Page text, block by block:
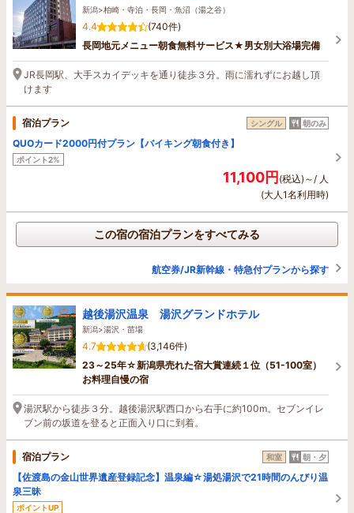
新潟>柏崎・寺泊・長岡・魚沼（湯之谷）
4.4
(740件)
長岡地元メニュー朝食無料サービス★男女別大浴場完備
JR長岡駅、大手スカイデッキを通り徒歩３分。雨に濡れずにお越し頂
けます
宿泊プラン シングル 朝のみ
QUOカード2000円付プラン【バイキング朝食付き】
ポイント2%
11,100円(税込)～/ 人
(大人1名利用時)
この宿の宿泊プランをすべてみる
航空券/JR新幹線・特急付プランから探す
越後湯沢温泉 湯沢グランドホテル
新潟>湯沢・苗場
4.7
(3,146件)
23～25年☆新潟県売れた宿大賞連続１位（51-100室）
お料理自慢の宿
湯沢駅から徒歩３分。越後湯沢駅西口から右手に約100m。セブンイレ
ブン前の坂道を登ると正面入り口に到着。
宿泊プラン 和室 朝・夕
【佐渡島の金山世界遺産登録記念】温泉編☆湯処湯沢で21時間のんびり温
泉三昧
ポイントUP